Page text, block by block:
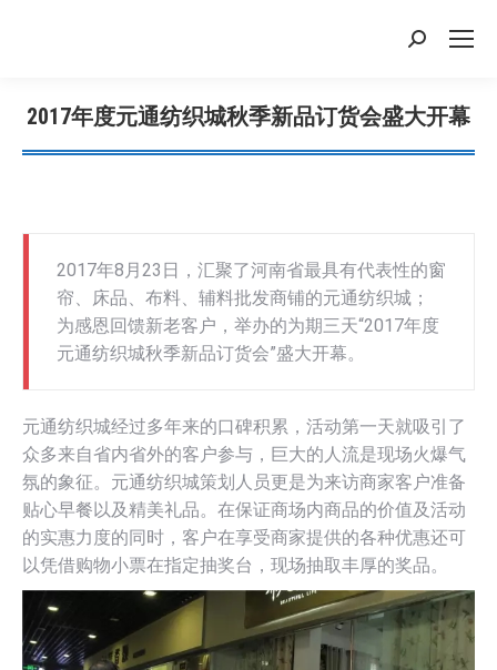
搜
2017年度元通纺织城秋季新品订货会盛大开幕
您在这里：
2017年8月23日，汇聚了河南省最具有代表性的窗
帘、床品、布料、辅料批发商铺的元通纺织城；
为感恩回馈新老客户，举办的为期三天“2017年度
元通纺织城秋季新品订货会”盛大开幕。
元通纺织城经过多年来的口碑积累，活动第一天就吸引了
众多来自省内省外的客户参与，巨大的人流是现场火爆气
氛的象征。元通纺织城策划人员更是为来访商家客户准备
贴心早餐以及精美礼品。在保证商场内商品的价值及活动
的实惠力度的同时，客户在享受商家提供的各种优惠还可
以凭借购物小票在指定抽奖台，现场抽取丰厚的奖品。